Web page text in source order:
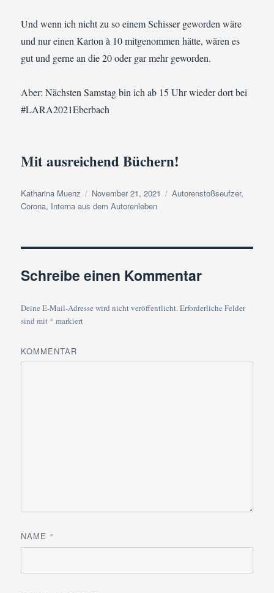
Und wenn ich nicht zu so einem Schisser geworden wäre
und nur einen Karton à 10 mitgenommen hätte, wären es
gut und gerne an die 20 oder gar mehr geworden.
Aber: Nächsten Samstag bin ich ab 15 Uhr wieder dort bei
#LARA2021Eberbach
Mit ausreichend Büchern!
Autor
Katharina Muenz
Veröffentlicht
am
November 21, 2021 Kategorien
Autorenstoßseufzer,
Corona, Interna aus dem Autorenleben
Schreibe einen Kommentar
Deine E-Mail-Adresse wird nicht veröffentlicht.Erforderliche Felder
sind mit * markiert
KOMMENTAR
NAME *